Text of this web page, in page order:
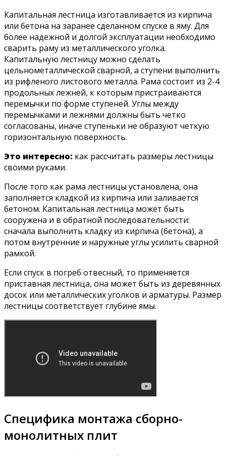
Капитальная лестница изготавливается из кирпича
или бетона на заранее сделанном спуске в яму. Для
более надежной и долгой эксплуатации необходимо
сварить раму из металлического уголка.
Капитальную лестницу можно сделать
цельнометаллической сварной, а ступени выполнить
из рифленого листового металла. Рама состоит из 2-4
продольных лежней, к которым пристраиваются
перемычки по форме ступеней. Углы между
перемычками и лежнями должны быть четко
согласованы, иначе ступеньки не образуют четкую
горизонтальную поверхность.
Это интересно: как рассчитать размеры лестницы
своими руками.
После того как рама лестницы установлена, она
заполняется кладкой из кирпича или заливается
бетоном. Капитальная лестница может быть
сооружена и в обратной последовательности:
сначала выполнить кладку из кирпича (бетона), а
потом внутренние и наружные углы усилить сварной
рамкой.
Если спуск в погреб отвесный, то применяется
приставная лестница, она может быть из деревянных
досок или металлических уголков и арматуры. Размер
лестницы соответствует глубине ямы.
Специфика монтажа сборно-
монолитных плит